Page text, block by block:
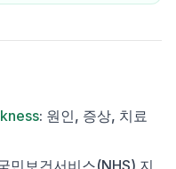
: 원인, 증상, 치료
민보건서비스(NHS) 지